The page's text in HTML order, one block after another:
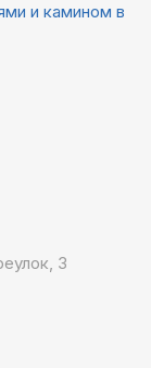
и камином в
3